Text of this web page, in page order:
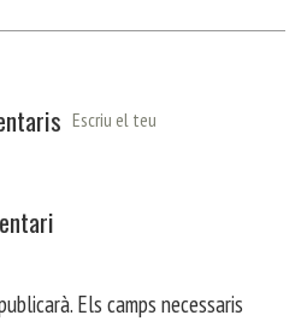
ei
Escriu el teu
Els camps necessaris